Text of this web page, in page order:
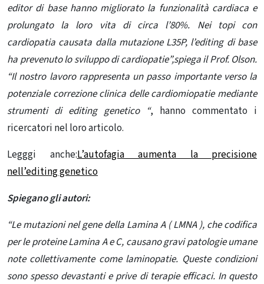
editor di base hanno migliorato la funzionalità cardiaca e
prolungato la loro vita di circa l’80%. Nei topi con
cardiopatia causata dalla mutazione L35P, l’editing di base
ha prevenuto lo sviluppo di cardiopatie”,spiega il Prof. Olson.
“Il nostro lavoro rappresenta un passo importante verso la
potenziale correzione clinica delle cardiomiopatie mediante
strumenti di editing genetico“, hanno commentato i
ricercatori nel loro articolo.
Legggi anche:L’autofagia aumenta la precisione
nell’editing genetico
Spiegano gli autori:
“Le mutazioni nel gene della Lamina A (LMNA), che codifica
per le proteine ​​Lamina A e C, causano gravi patologie umane
note collettivamente come laminopatie. Queste condizioni
sono spesso devastanti e prive di terapie efficaci. In questo